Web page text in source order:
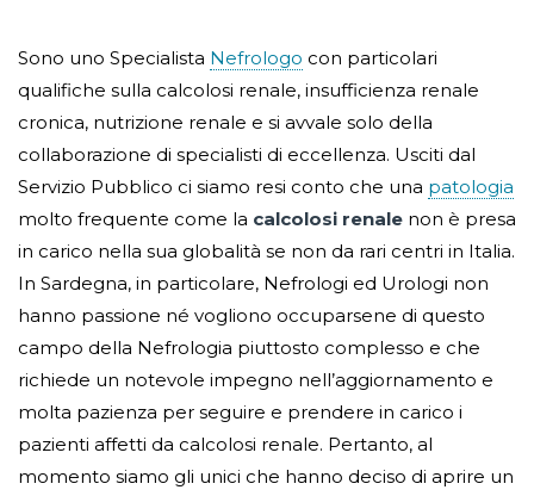
Sono uno Specialista Nefrologo con particolari
qualifiche sulla calcolosi renale, insufficienza renale
cronica, nutrizione renale e si avvale solo della
collaborazione di specialisti di eccellenza. Usciti dal
Servizio Pubblico ci siamo resi conto che una patologia
molto frequente come la calcolosi renale non è presa
in carico nella sua globalità se non da rari centri in Italia.
In Sardegna, in particolare, Nefrologi ed Urologi non
hanno passione né vogliono occuparsene di questo
campo della Nefrologia piuttosto complesso e che
richiede un notevole impegno nell’aggiornamento e
molta pazienza per seguire e prendere in carico i
pazienti affetti da calcolosi renale. Pertanto, al
momento siamo gli unici che hanno deciso di aprire un